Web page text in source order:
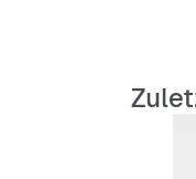
Farben und Muster
zu einem Statement.
Leder und das